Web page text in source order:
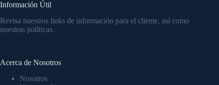
Información Útil
Revisa nuestros links de información para el cliente, así como
nuestras políticas.
Acerca de Nosotros
Nosotros